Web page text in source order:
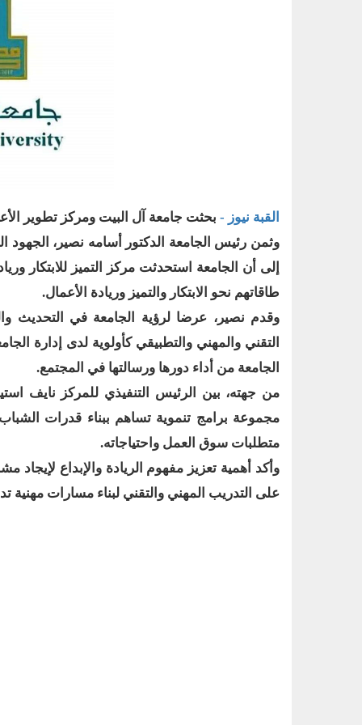
القبة نيوز - بحثت جامعة آل البيت ومركز تطوير
وثمن رئيس الجامعة الدكتور أسامه نصير، الجهود
إلى أن الجامعة استحدثت مركز التميز للابتكار
طاقاتهم نحو الابتكار والتميز وريادة الأعمال.
وقدم نصير، عرضا لرؤية الجامعة في التحديث
التقني والمهني والتطبيقي كأولوية لدى إدارة
الجامعة من أداء دورها ورسالتها في المجتمع.
من جهته، بين الرئيس التنفيذي للمركز نايف
مجموعة برامج تنموية تساهم ببناء قدرات
متطلبات سوق العمل واحتياجاته.
وأكد أهمية تعزيز مفهوم الريادة والإبداع لإيجاد
على التدريب المهني والتقني لبناء مسارات مهنية